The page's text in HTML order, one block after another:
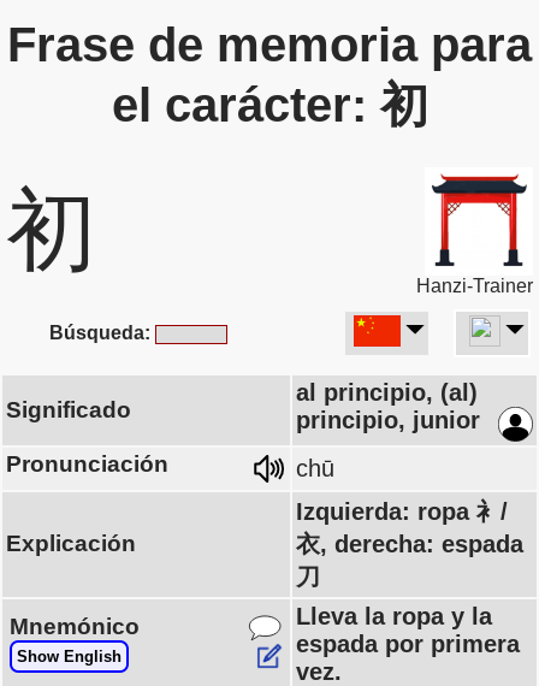
Frase de memoria para
el carácter: 初
初
Hanzi-Trainer
Búsqueda:
Significado
al principio, (al)
principio, junior
Pronunciación chū
Explicación
Izquierda: ropa 衤/
衣, derecha: espada
刀
Mnemónico
Show English
Lleva la ropa y la
espada por primera
vez.